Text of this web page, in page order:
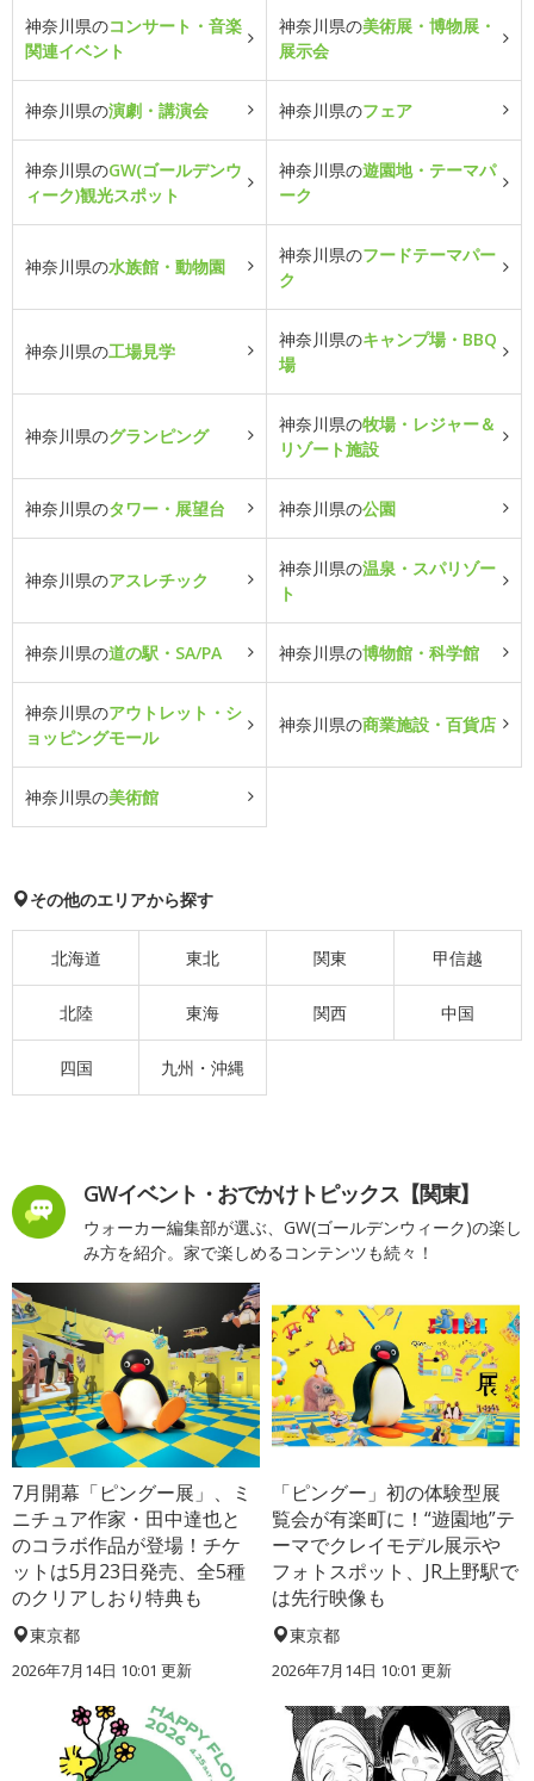
神奈川県のコンサート・音楽
関連イベント
神奈川県の美術展・博物展・
展示会
神奈川県の演劇・講演会 神奈川県のフェア
神奈川県のGW(ゴールデンウ
ィーク)観光スポット
神奈川県の遊園地・テーマパ
ーク
神奈川県の水族館・動物園
神奈川県のフードテーマパー
ク
神奈川県の工場見学
神奈川県のキャンプ場・BBQ
場
神奈川県のグランピング
神奈川県の牧場・レジャー＆
リゾート施設
神奈川県のタワー・展望台 神奈川県の公園
神奈川県のアスレチック
神奈川県の温泉・スパリゾー
ト
神奈川県の道の駅・SA/PA 神奈川県の博物館・科学館
神奈川県のアウトレット・シ
ョッピングモール
神奈川県の商業施設・百貨店
神奈川県の美術館
その他のエリアから探す
北海道 東北 関東 甲信越
北陸 東海 関西 中国
四国 九州・沖縄
GWイベント・おでかけトピックス【関東】
ウォーカー編集部が選ぶ、GW(ゴールデンウィーク)の楽し
み方を紹介。家で楽しめるコンテンツも続々！
7月開幕「ピングー展」、ミ
ニチュア作家・田中達也と
のコラボ作品が登場！チケ
ットは5月23日発売、全5種
のクリアしおり特典も
東京都
2026年7月14日 10:01 更新
「ピングー」初の体験型展
覧会が有楽町に！“遊園地”テ
ーマでクレイモデル展示や
フォトスポット、JR上野駅で
は先行映像も
東京都
2026年7月14日 10:01 更新